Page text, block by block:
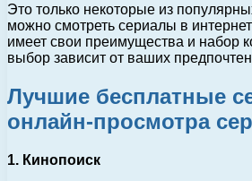
Это только некоторые из
можно смотреть сериалы в
имеет свои преимущества и набор
выбор зависит от ваших
Лучшие бесплатные
онлайн-просмотра
1. Кинопоиск